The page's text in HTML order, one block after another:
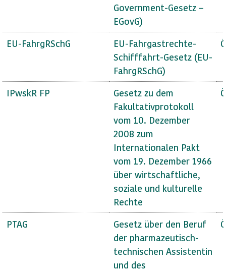
Government-Gesetz –
EGovG)
EU-FahrgRSchG
EU-Fahrgastrechte-
Schifffahrt-Gesetz (EU-
FahrgRSchG)
IPwskR FP
Gesetz zu dem
Fakultativprotokoll
vom 10. Dezember
2008 zum
Internationalen Pakt
vom 19. Dezember 1966
über wirtschaftliche,
soziale und kulturelle
Rechte
PTAG
Gesetz über den Beruf
der pharmazeutisch-
technischen Assistentin
und des